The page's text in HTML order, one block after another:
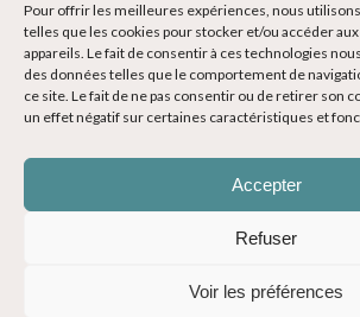
Pour offrir les meilleures expériences, nous
telles que les cookies pour stocker et/ou accéder
appareils. Le fait de consentir à ces technologies
des données telles que le comportement de
ce site. Le fait de ne pas consentir ou de retirer son
un effet négatif sur certaines caractéristiques et
Accepter
Refuser
Voir les préférences
Contact
Devenir Blogueur voyage
Ma Bucket List
© Copyright 2014-2024 - Evasions Gourmandes